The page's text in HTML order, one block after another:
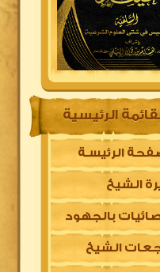
الرئيسية
الرئيسـة
الشيخ
بالجهود
الشيخ